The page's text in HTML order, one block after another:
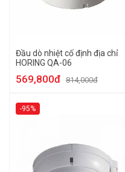
Đầu dò nhiệt cố định địa chỉ
HORING QA-06
569,800đ 814,000đ
-95%